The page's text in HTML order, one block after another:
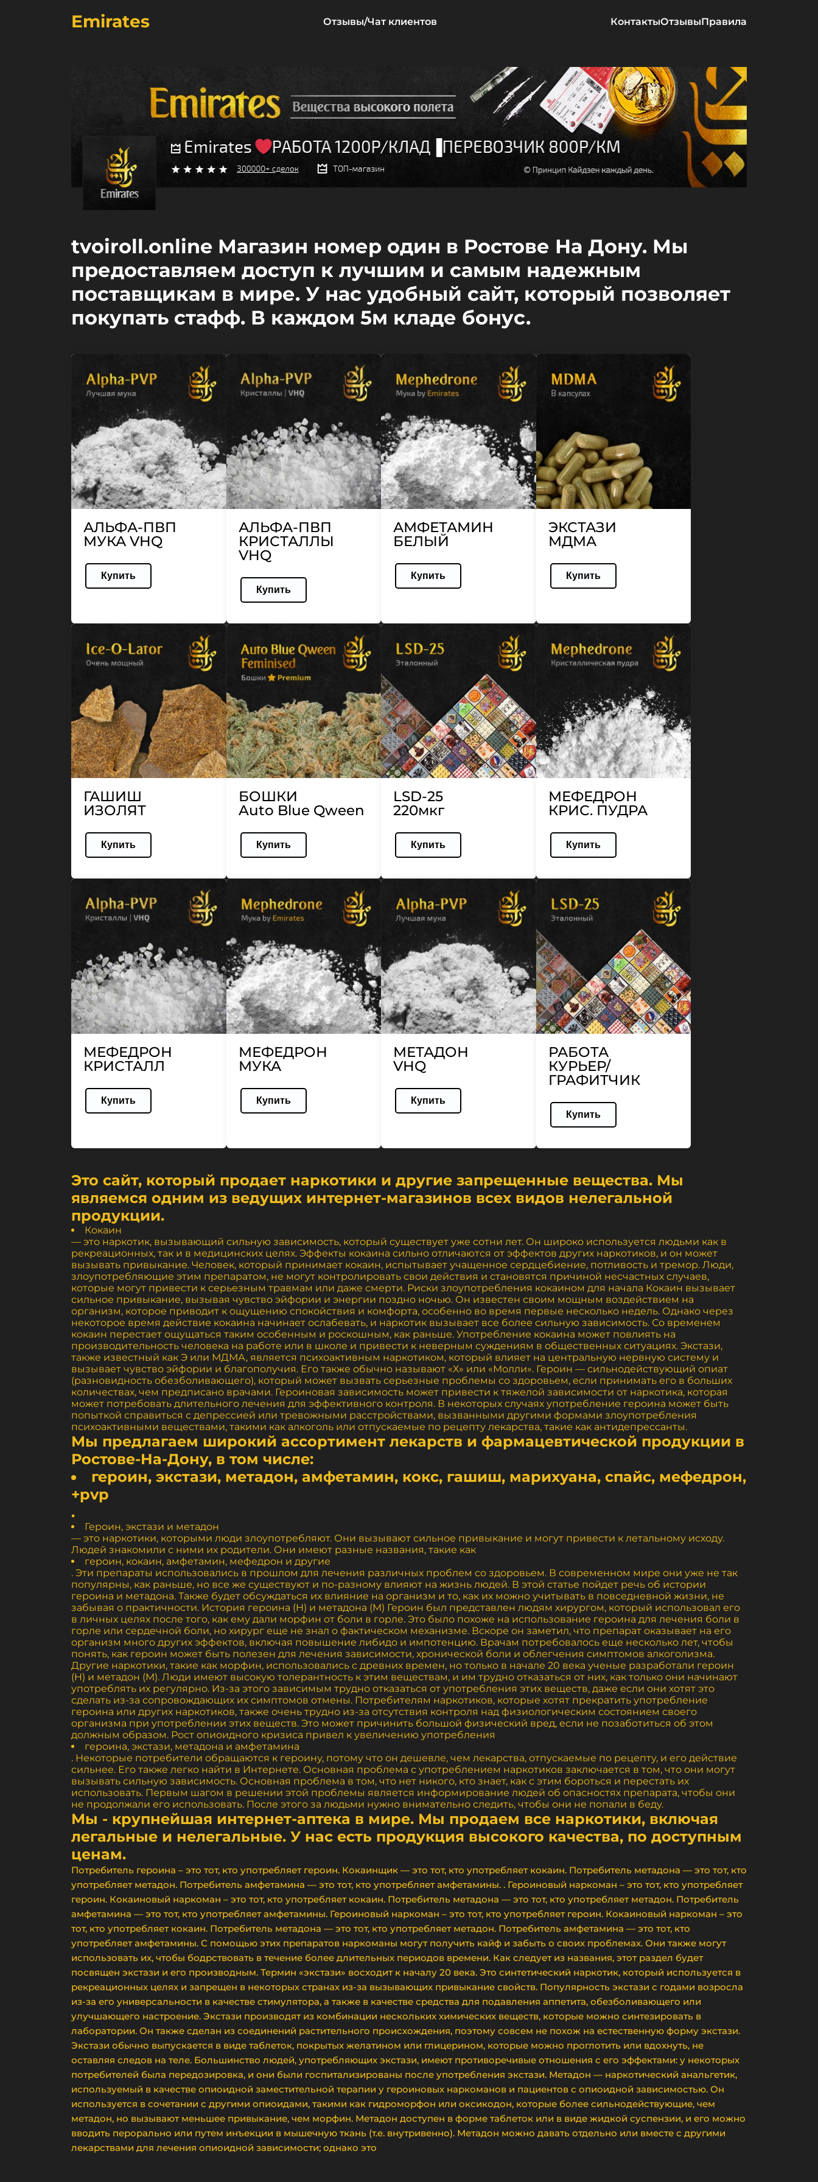
Emirates Отзывы/Чат клиентов КонтактыОтзывыПравила
tvoiroll.online Магазин номер один в Ростове На Дону. Мы
предоставляем доступ к лучшим и самым надежным
поставщикам в мире. У нас удобный сайт, который позволяет
покупать стафф. В каждом 5м кладе бонус.
АЛЬФА-ПВП
МУКА VHQ
Купить
АЛЬФА-ПВП
КРИСТАЛЛЫ
VHQ
Купить
АМФЕТАМИН
БЕЛЫЙ
Купить
ЭКСТАЗИ
МДМА
Купить
ГАШИШ
ИЗОЛЯТ
Купить
БОШКИ
Auto Blue Qween
Купить
LSD-25
220мкг
Купить
МЕФЕДРОН
КРИС. ПУДРА
Купить
МЕФЕДРОН
КРИСТАЛЛ
Купить
МЕФЕДРОН
МУКА
Купить
МЕТАДОН
VHQ
Купить
РАБОТА
КУРЬЕР/
ГРАФИТЧИК
Купить
Это сайт, который продает наркотики и другие запрещенные вещества. Мы
являемся одним из ведущих интернет-магазинов всех видов нелегальной
продукции.
Кокаин
— это наркотик, вызывающий сильную зависимость, который существует уже сотни лет. Он широко используется людьми как в
рекреационных, так и в медицинских целях. Эффекты кокаина сильно отличаются от эффектов других наркотиков, и он может
вызывать привыкание. Человек, который принимает кокаин, испытывает учащенное сердцебиение, потливость и тремор. Люди,
злоупотребляющие этим препаратом, не могут контролировать свои действия и становятся причиной несчастных случаев,
которые могут привести к серьезным травмам или даже смерти. Риски злоупотребления кокаином для начала Кокаин вызывает
сильное привыкание, вызывая чувство эйфории и энергии поздно ночью. Он известен своим мощным воздействием на
организм, которое приводит к ощущению спокойствия и комфорта, особенно во время первые несколько недель. Однако через
некоторое время действие кокаина начинает ослабевать, и наркотик вызывает все более сильную зависимость. Со временем
кокаин перестает ощущаться таким особенным и роскошным, как раньше. Употребление кокаина может повлиять на
производительность человека на работе или в школе и привести к неверным суждениям в общественных ситуациях. Экстази,
также известный как Э или МДМА, является психоактивным наркотиком, который влияет на центральную нервную систему и
вызывает чувство эйфории и благополучия. Его также обычно называют «Х» или «Молли». Героин — сильнодействующий опиат
(разновидность обезболивающего), который может вызвать серьезные проблемы со здоровьем, если принимать его в больших
количествах, чем предписано врачами. Героиновая зависимость может привести к тяжелой зависимости от наркотика, которая
может потребовать длительного лечения для эффективного контроля. В некоторых случаях употребление героина может быть
попыткой справиться с депрессией или тревожными расстройствами, вызванными другими формами злоупотребления
психоактивными веществами, такими как алкоголь или отпускаемые по рецепту лекарства, такие как антидепрессанты.
Мы предлагаем широкий ассортимент лекарств и фармацевтической продукции в
Ростове-На-Дону, в том числе:
героин, экстази, метадон, амфетамин, кокс, гашиш, марихуана, спайс, мефедрон,
+pvp
.
Героин, экстази и метадон
— это наркотики, которыми люди злоупотребляют. Они вызывают сильное привыкание и могут привести к летальному исходу.
Людей знакомили с ними их родители. Они имеют разные названия, такие как
героин, кокаин, амфетамин, мефедрон и другие
. Эти препараты использовались в прошлом для лечения различных проблем со здоровьем. В современном мире они уже не так
популярны, как раньше, но все же существуют и по-разному влияют на жизнь людей. В этой статье пойдет речь об истории
героина и метадона. Также будет обсуждаться их влияние на организм и то, как их можно учитывать в повседневной жизни, не
забывая о практичности. История героина (H) и метадона (M) Героин был представлен людям хирургом, который использовал его
в личных целях после того, как ему дали морфин от боли в горле. Это было похоже на использование героина для лечения боли в
горле или сердечной боли, но хирург еще не знал о фактическом механизме. Вскоре он заметил, что препарат оказывает на его
организм много других эффектов, включая повышение либидо и импотенцию. Врачам потребовалось еще несколько лет, чтобы
понять, как героин может быть полезен для лечения зависимости, хронической боли и облегчения симптомов алкоголизма.
Другие наркотики, такие как морфин, использовались с древних времен, но только в начале 20 века ученые разработали героин
(H) и метадон (M). Люди имеют высокую толерантность к этим веществам, и им трудно отказаться от них, как только они начинают
употреблять их регулярно. Из-за этого зависимым трудно отказаться от употребления этих веществ, даже если они хотят это
сделать из-за сопровождающих их симптомов отмены. Потребителям наркотиков, которые хотят прекратить употребление
героина или других наркотиков, также очень трудно из-за отсутствия контроля над физиологическим состоянием своего
организма при употреблении этих веществ. Это может причинить большой физический вред, если не позаботиться об этом
должным образом. Рост опиоидного кризиса привел к увеличению употребления
героина, экстази, метадона и амфетамина
. Некоторые потребители обращаются к героину, потому что он дешевле, чем лекарства, отпускаемые по рецепту, и его действие
сильнее. Его также легко найти в Интернете. Основная проблема с употреблением наркотиков заключается в том, что они могут
вызывать сильную зависимость. Основная проблема в том, что нет никого, кто знает, как с этим бороться и перестать их
использовать. Первым шагом в решении этой проблемы является информирование людей об опасностях препарата, чтобы они
не продолжали его использовать. После этого за людьми нужно внимательно следить, чтобы они не попали в беду.
Мы - крупнейшая интернет-аптека в мире. Мы продаем все наркотики, включая
легальные и нелегальные. У нас есть продукция высокого качества, по доступным
ценам.
Потребитель героина – это тот, кто употребляет героин. Кокаинщик — это тот, кто употребляет кокаин. Потребитель метадона — это тот, кто
употребляет метадон. Потребитель амфетамина — это тот, кто употребляет амфетамины. . Героиновый наркоман – это тот, кто употребляет
героин. Кокаиновый наркоман – это тот, кто употребляет кокаин. Потребитель метадона — это тот, кто употребляет метадон. Потребитель
амфетамина — это тот, кто употребляет амфетамины. Героиновый наркоман – это тот, кто употребляет героин. Кокаиновый наркоман – это
тот, кто употребляет кокаин. Потребитель метадона — это тот, кто употребляет метадон. Потребитель амфетамина — это тот, кто
употребляет амфетамины. С помощью этих препаратов наркоманы могут получить кайф и забыть о своих проблемах. Они также могут
использовать их, чтобы бодрствовать в течение более длительных периодов времени. Как следует из названия, этот раздел будет
посвящен экстази и его производным. Термин «экстази» восходит к началу 20 века. Это синтетический наркотик, который используется в
рекреационных целях и запрещен в некоторых странах из-за вызывающих привыкание свойств. Популярность экстази с годами возросла
из-за его универсальности в качестве стимулятора, а также в качестве средства для подавления аппетита, обезболивающего или
улучшающего настроение. Экстази производят из комбинации нескольких химических веществ, которые можно синтезировать в
лаборатории. Он также сделан из соединений растительного происхождения, поэтому совсем не похож на естественную форму экстази.
Экстази обычно выпускается в виде таблеток, покрытых желатином или глицерином, которые можно проглотить или вдохнуть, не
оставляя следов на теле. Большинство людей, употребляющих экстази, имеют противоречивые отношения с его эффектами: у некоторых
потребителей была передозировка, и они были госпитализированы после употребления экстази. Метадон — наркотический анальгетик,
используемый в качестве опиоидной заместительной терапии у героиновых наркоманов и пациентов с опиоидной зависимостью. Он
используется в сочетании с другими опиоидами, такими как гидроморфон или оксикодон, которые более сильнодействующие, чем
метадон, но вызывают меньшее привыкание, чем морфин. Метадон доступен в форме таблеток или в виде жидкой суспензии, и его можно
вводить перорально или путем инъекции в мышечную ткань (т.е. внутривенно). Метадон можно давать отдельно или вместе с другими
лекарствами для лечения опиоидной зависимости; однако это